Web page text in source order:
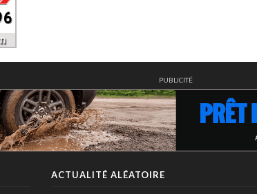
PUBLICITÉ
ACTUALITÉ ALÉATOIRE